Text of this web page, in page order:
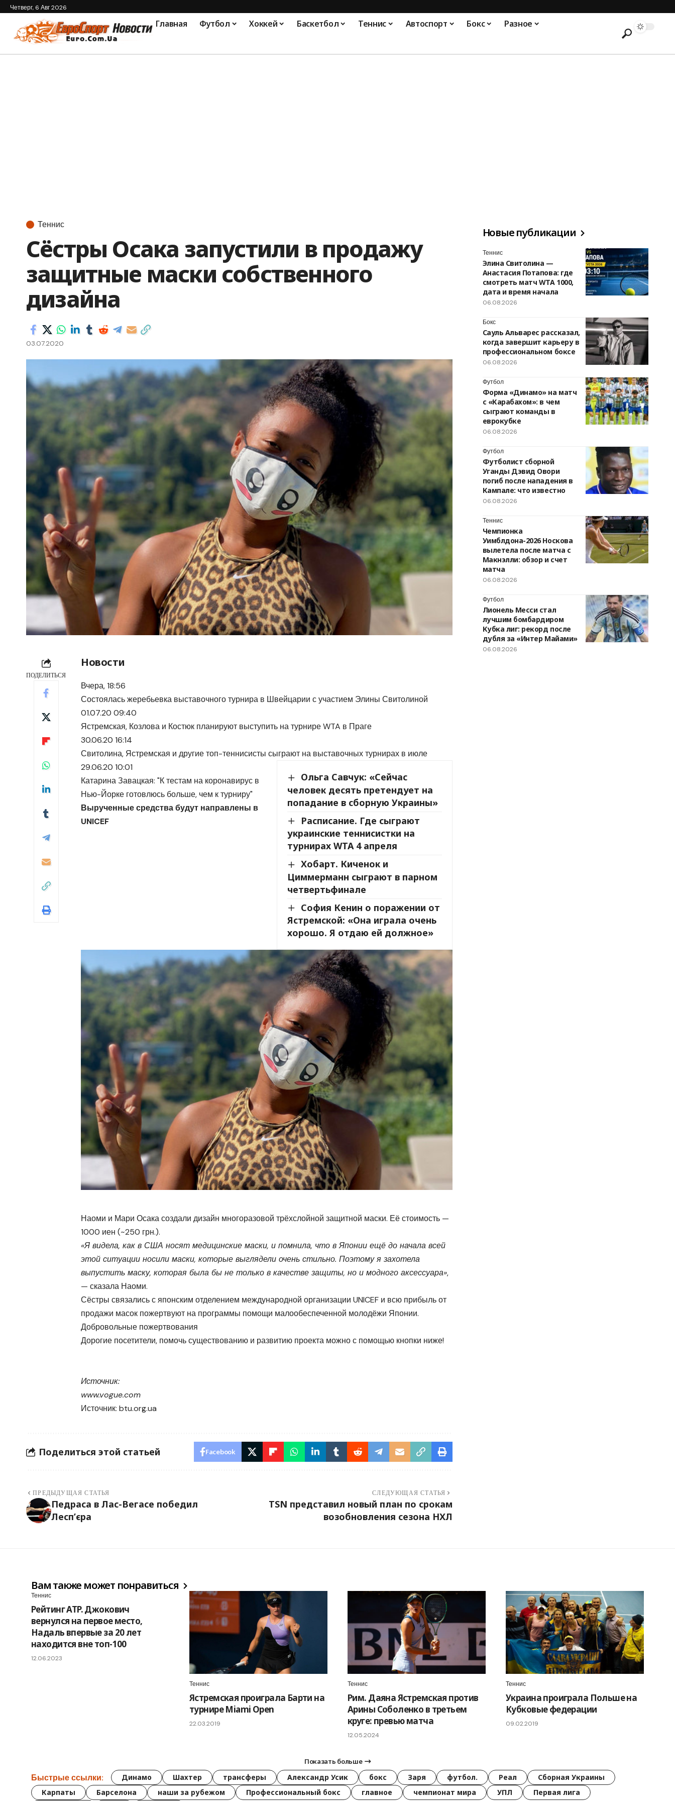
Четверг, 6 Авг 2026
Главная Футбол Хоккей Баскетбол Теннис Автоспорт Бокс Разное
Теннис
Сёстры Осака запустили в продажу
защитные маски собственного
дизайна
03.07.2020
ПОДЕЛИТЬСЯ
Новости
Вчера, 18:56
Состоялась жеребьевка выставочного турнира в Швейцарии с участием Элины Свитолиной
01.07.20 09:40
Ястремская, Козлова и Костюк планируют выступить на турнире WTA в Праге
30.06.20 16:14
Свитолина, Ястремская и другие топ-теннисисты сыграют на выставочных турнирах в июле
Ольга Савчук: «Сейчас
человек десять претендует на
попадание в сборную Украины»
Расписание. Где сыграют
украинские теннисистки на
турнирах WTA 4 апреля
Хобарт. Киченок и
Циммерманн сыграют в парном
четвертьфинале
София Кенин о поражении от
Ястремской: «Она играла очень
хорошо. Я отдаю ей должное»
29.06.20 10:01
Катарина Завацкая: "К тестам на коронавирус в
Нью-Йорке готовлюсь больше, чем к турниру"
Вырученные средства будут направлены в
UNICEF
Наоми и Мари Осака создали дизайн многоразовой трёхслойной защитной маски. Её стоимость —
1000 иен (~250 грн.).
«Я видела, как в США носят медицинские маски, и помнила, что в Японии ещё до начала всей
этой ситуации носили маски, которые выглядели очень стильно. Поэтому я захотела
выпустить маску, которая была бы не только в качестве защиты, но и модного аксессуара»,
— сказала Наоми.
Сёстры связались с японским отделением международной организации UNICEF и всю прибыль от
продажи масок пожертвуют на программы помощи малообеспеченной молодёжи Японии.
Добровольные пожертвования
Дорогие посетители, помочь существованию и развитию проекта можно с помощью кнопки ниже!
Источник:
www.vogue.com
Источник: btu.org.ua
Поделиться этой статьей Facebook
ПРЕДЫДУЩАЯ СТАТЬЯ
Педраса в Лас-Вегасе победил
Лесп’єра
СЛЕДУЮЩАЯ СТАТЬЯ
TSN представил новый план по срокам
возобновления сезона НХЛ
Новые публикации
Теннис
Элина Свитолина —
Анастасия Потапова: где
смотреть матч WTA 1000,
дата и время начала
06.08.2026
Бокс
Сауль Альварес рассказал,
когда завершит карьеру в
профессиональном боксе
06.08.2026
Футбол
Форма «Динамо» на матч
с «Карабахом»: в чем
сыграют команды в
еврокубке
06.08.2026
Футбол
Футболист сборной
Уганды Дэвид Овори
погиб после нападения в
Кампале: что известно
06.08.2026
Теннис
Чемпионка
Уимблдона-2026 Носкова
вылетела после матча с
Макнэлли: обзор и счет
матча
06.08.2026
Футбол
Лионель Месси стал
лучшим бомбардиром
Кубка лиг: рекорд после
дубля за «Интер Майами»
06.08.2026
Вам также может понравиться
Теннис
Рейтинг ATP. Джокович
вернулся на первое место,
Надаль впервые за 20 лет
находится вне топ-100
12.06.2023
Теннис
Ястремская проиграла Барти на
турнире Miami Open
22.03.2019
Теннис
Рим. Даяна Ястремская против
Арины Соболенко в третьем
круге: превью матча
12.05.2024
Теннис
Украина проиграла Польше на
Кубковые федерации
09.02.2019
Показать больше
Быстрые ссылки: Динамо Шахтер трансферы Александр Усик бокс Заря футбол. Реал
Сборная Украины
Карпаты
Барселона наши за рубежом Профессиональный бокс главное чемпионат мира УПЛ Первая лига